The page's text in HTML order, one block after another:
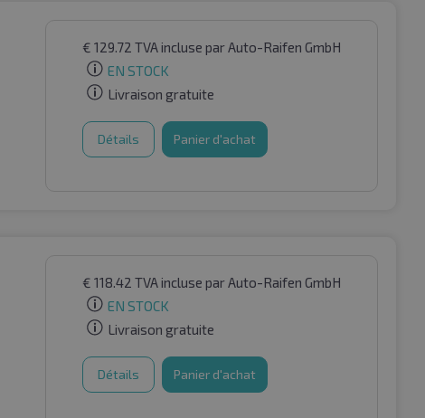
€ 129.72 TVA incluse par Auto-Raifen GmbH
EN STOCK
Livraison gratuite
Détails Panier d'achat
€ 118.42 TVA incluse par Auto-Raifen GmbH
EN STOCK
Livraison gratuite
Détails Panier d'achat